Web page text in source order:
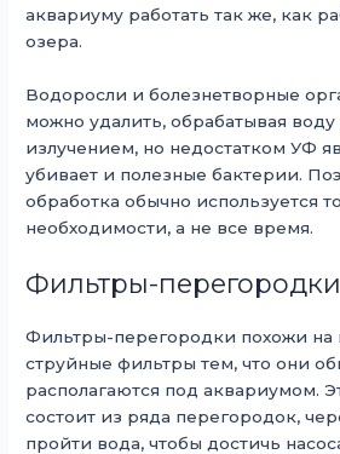
аквариуму работать так же, как
озера.
Водоросли и болезнетворные
можно удалить, обрабатывая
излучением, но недостатком УФ
убивает и полезные бактерии.
обработка обычно используется
необходимости, а не все время.
Фильтры-перегородки
Фильтры-перегородки похожи на
струйные фильтры тем, что они
располагаются под аквариумом.
состоит из ряда перегородок,
пройти вода, чтобы достичь